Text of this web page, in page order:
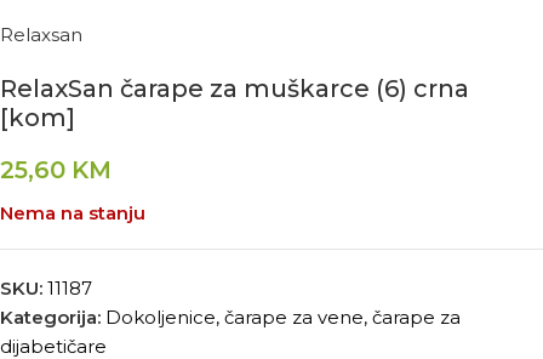
Relaxsan
RelaxSan čarape za muškarce (6) crna
[kom]
25,60 KM
Nema na stanju
SKU: 11187
Kategorija: Dokoljenice, čarape za vene, čarape za
dijabetičare